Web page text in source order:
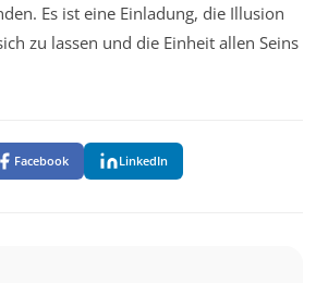
Es ist eine Einladung, die Illusion
zu lassen und die Einheit allen Seins
Facebook LinkedIn